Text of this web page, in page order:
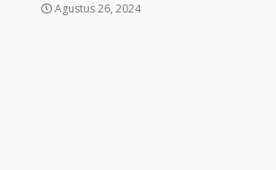
Agustus 26, 2024